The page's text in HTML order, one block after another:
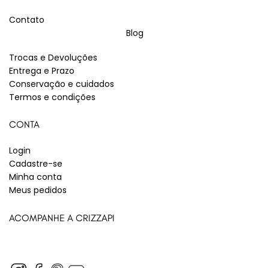
Contato
Blog
Trocas e Devoluções
Entrega e Prazo
Conservação e cuidados
Termos e condições
CONTA
Login
Cadastre-se
Minha conta
Meus pedidos
ACOMPANHE A CRIZZAPI